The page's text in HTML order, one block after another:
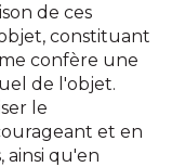
de ces
constituant
confère une
de l'objet.
le
et en
ainsi qu'en